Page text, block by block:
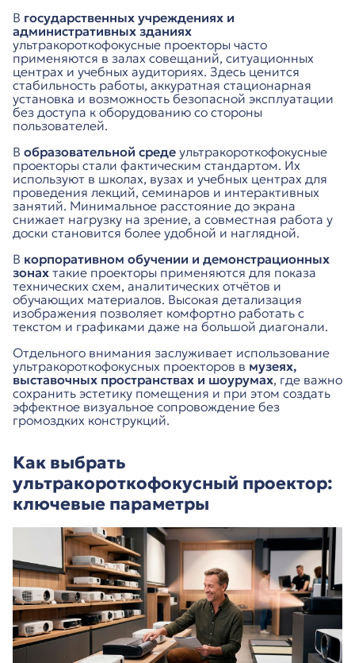
В государственных учреждениях и
административных зданиях
ультракороткофокусные проекторы часто
применяются в залах совещаний, ситуационных
центрах и учебных аудиториях. Здесь ценится
стабильность работы, аккуратная стационарная
установка и возможность безопасной эксплуатации
без доступа к оборудованию со стороны
пользователей.
В образовательной среде ультракороткофокусные
проекторы стали фактическим стандартом. Их
используют в школах, вузах и учебных центрах для
проведения лекций, семинаров и интерактивных
занятий. Минимальное расстояние до экрана
снижает нагрузку на зрение, а совместная работа у
доски становится более удобной и наглядной.
В корпоративном обучении и демонстрационных
зонах такие проекторы применяются для показа
технических схем, аналитических отчётов и
обучающих материалов. Высокая детализация
изображения позволяет комфортно работать с
текстом и графиками даже на большой диагонали.
Отдельного внимания заслуживает использование
ультракороткофокусных проекторов в музеях,
выставочных пространствах и шоурумах, где важно
сохранить эстетику помещения и при этом создать
эффектное визуальное сопровождение без
громоздких конструкций.
Как выбрать
ультракороткофокусный проектор:
ключевые параметры